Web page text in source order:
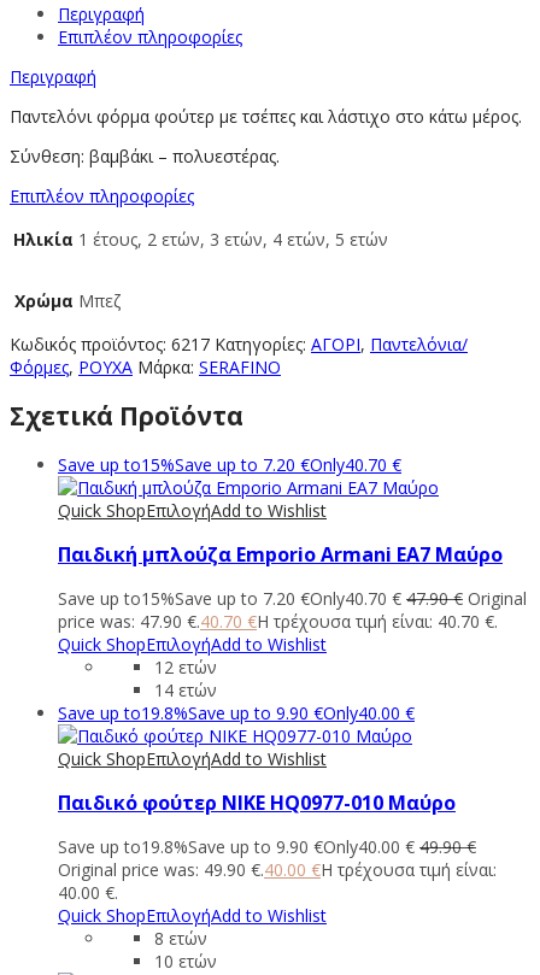
Περιγραφή
Επιπλέον πληροφορίες
Περιγραφή
Παντελόνι φόρμα φούτερ με τσέπες και λάστιχο στο κάτω μέρος.
Σύνθεση: βαμβάκι – πολυεστέρας.
Επιπλέον πληροφορίες
Ηλικία 1 έτους, 2 ετών, 3 ετών, 4 ετών, 5 ετών
Χρώμα Μπεζ
Κωδικός προϊόντος: 6217 Κατηγορίες: ΑΓΟΡΙ, Παντελόνια/
Φόρμες, ΡΟΥΧΑ Μάρκα: SERAFINO
Σχετικά Προϊόντα
Save up to15%Save up to 7.20 €Only40.70 €
Quick ShopΕπιλογήAdd to Wishlist
Παιδική μπλούζα Emporio Armani EA7 Μαύρο
Save up to15%Save up to 7.20 €Only40.70 € 47.90€ Original
price was: 47.90 €.40.70 €Η τρέχουσα τιμή είναι: 40.70 €.
Quick ShopΕπιλογήAdd to Wishlist
12 ετών
14 ετών
Save up to19.8%Save up to 9.90 €Only40.00 €
Quick ShopΕπιλογήAdd to Wishlist
Παιδικό φούτερ NIKE HQ0977-010 Μαύρο
Save up to19.8%Save up to 9.90 €Only40.00 € 49.90€
Original price was: 49.90 €.40.00 €Η τρέχουσα τιμή είναι:
40.00 €.
Quick ShopΕπιλογήAdd to Wishlist
8 ετών
10 ετών